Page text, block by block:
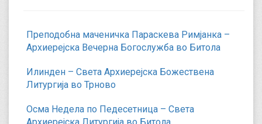
Преподобна маченичка Параскева Римјанка –
Архиерејска Вечерна Богослужба во Битола
Илинден – Света Архиерејска Божествена
Литургија во Трново
Осма Недела по Педесетница – Света
Архиерејска Литургија во Битола